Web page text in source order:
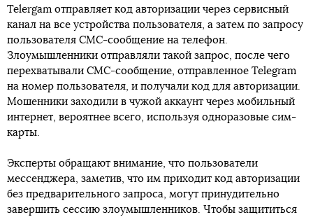
Telergam отправляет код авторизации через сервисный
канал на все устройства пользователя, а затем по запросу
пользователя СМС-сообщение на телефон.
Злоумышленники отправляли такой запрос, после чего
перехватывали СМС-сообщение, отправленное Telegram
на номер пользователя, и получали код для авторизации.
Мошенники заходили в чужой аккаунт через мобильный
интернет, вероятнее всего, используя одноразовые сим-
карты.
Эксперты обращают внимание, что пользователи
мессенджера, заметив, что им приходит код авторизации
без предварительного запроса, могут принудительно
завершить сессию злоумышленников. Чтобы защититься